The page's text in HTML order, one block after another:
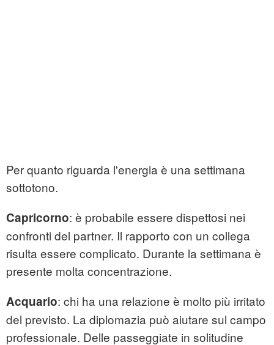
Per quanto riguarda l'energia è una settimana
sottotono.
Capricorno: è probabile essere dispettosi nei
confronti del partner. Il rapporto con un collega
risulta essere complicato. Durante la settimana è
presente molta concentrazione.
Acquario: chi ha una relazione è molto più irritato
del previsto. La diplomazia può aiutare sul campo
professionale. Delle passeggiate in solitudine